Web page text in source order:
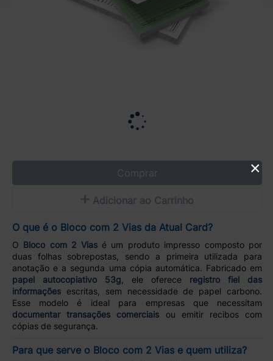
Comprar
Adicionar ao Carrinho
O que é o Bloco com 2 Vias da Atual Card?
O Bloco com 2 Viasé um produto impresso composto por
duas folhas sobrepostas, sendo a primeira utilizada para
anotação e a segunda uma cópia automática. Fabricado em
papel autocopiativo 53g , ele oferece registro fiel das
informaçõesescritas, sem necessidade de papel carbono.
Esse modelo é ideal para empresas que necessitam
documentar transações comerciais ou emitir recibos com
cópias de segurança.
Para que serve o Bloco com 2 Vias e quem utiliza?
×